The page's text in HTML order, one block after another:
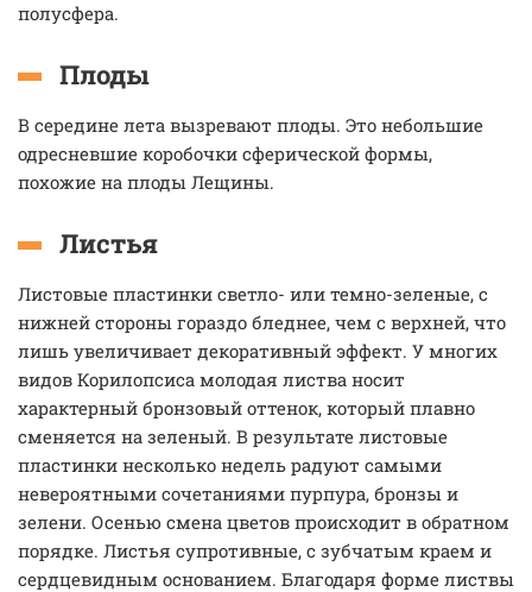
полусфера.
Плоды
В середине лета вызревают плоды. Это небольшие
одресневшие коробочки сферической формы,
похожие на плоды Лещины.
Листья
Листовые пластинки светло- или темно-зеленые, с
нижней стороны гораздо бледнее, чем с верхней, что
лишь увеличивает декоративный эффект. У многих
видов Корилопсиса молодая листва носит
характерный бронзовый оттенок, который плавно
сменяется на зеленый. В результате листовые
пластинки несколько недель радуют самыми
невероятными сочетаниями пурпура, бронзы и
зелени. Осенью смена цветов происходит в обратном
порядке. Листья супротивные, с зубчатым краем и
сердцевидным основанием. Благодаря форме листвы